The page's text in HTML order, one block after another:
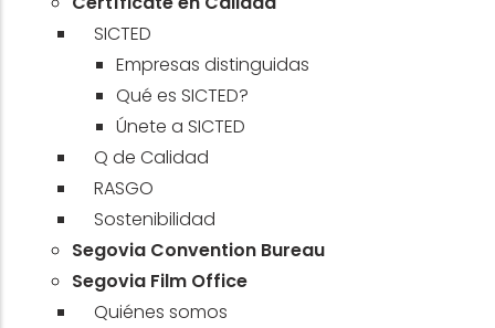
SICTED
Empresas distinguidas
Qué es SICTED?
Únete a SICTED
Q de Calidad
RASGO
Sostenibilidad
Segovia Convention Bureau
Segovia Film Office
Quiénes somos